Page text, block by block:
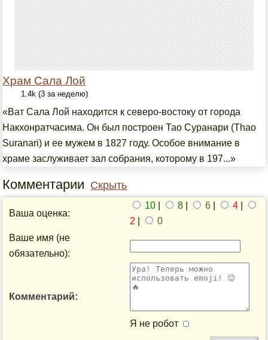
Храм Сала Лой
1.4k (3 за неделю)
«Ват Сала Лой находится к северо-востоку от города
Накхонратчасима. Он был построен Тао Суранари (Thao
Suranari) и ее мужем в 1827 году. Особое внимание в
храме заслуживает зал собрания, которому в 197...»
Комментарии Скрыть
Ваша оценка:
10 8 6 4
2
0
Ваше имя (не
обязательно):
Комментарий:
Я не робот